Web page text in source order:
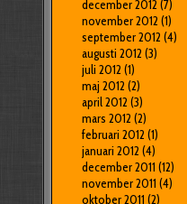
december 2012 (7)
november 2012 (1)
september 2012 (4)
augusti 2012 (3)
juli 2012 (1)
maj 2012 (2)
april 2012 (3)
mars 2012 (2)
februari 2012 (1)
januari 2012 (4)
december 2011 (12)
november 2011 (4)
oktober 2011 (2)